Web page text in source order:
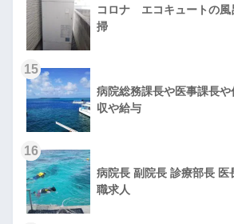
コロナ エコキュートの風
掃
15
病院総務課長や医事課長
収や給与
16
病院長 副院長 診療部長 医
職求人